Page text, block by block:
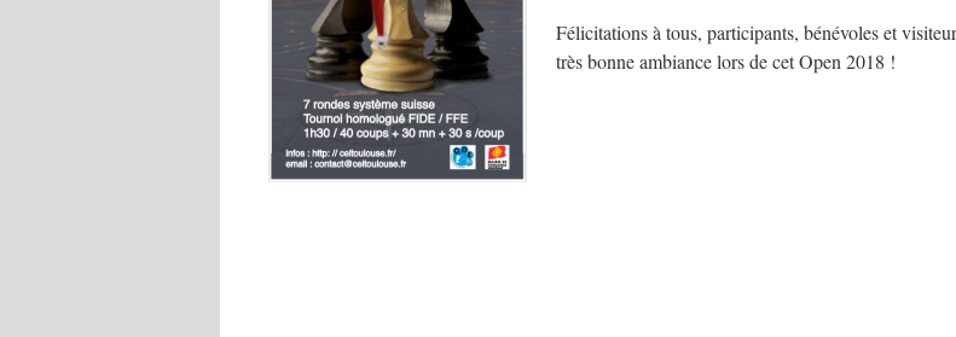
Félicitations à tous, participants, bénévoles et
très bonne ambiance lors de cet Open 2018 !